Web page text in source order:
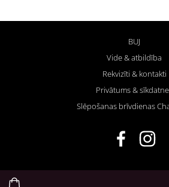
BUJ
Vide & atbildība
Rekvizīti & kontakti
Privātums &
Slēpošanas brīvdienas